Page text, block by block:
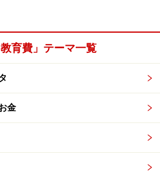
教育費」テーマ一覧
金